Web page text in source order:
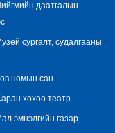
даатгалын
сургалт, судалгааны
номын сан
хөхөө театр
эмнэлгийн газар